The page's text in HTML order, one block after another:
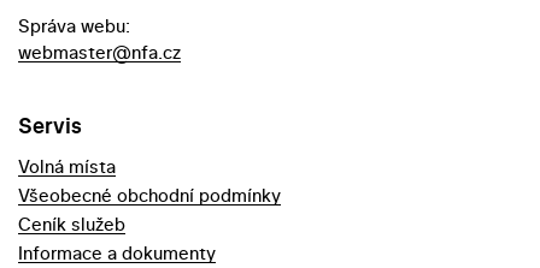
Správa webu:
webmaster@nfa.cz
Servis
Volná místa
Všeobecné obchodní podmínky
Ceník služeb
Informace a dokumenty